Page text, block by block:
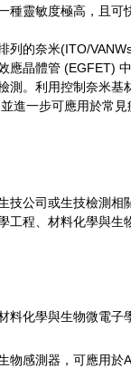
種靈敏度極高，且可
列的奈米(ITO/
應晶體管 (EGFET) 中
測。利用控制奈米基
進一步可應用於常見
所
技公司或生技檢測相關
工程、材料化學與生
料化學與生物微電子
物感測器，可應用於